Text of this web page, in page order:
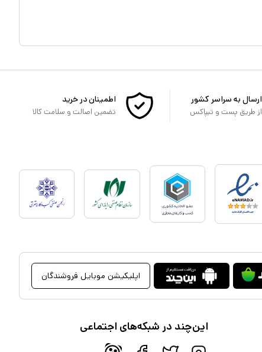
ارسال به سراسر کشور
از طریق پست و تیپاکس
اطمینان در خرید
تضمین اصالت و سلامت کالا
اپلیکیشن موبایل فروشندگان
این‌چند در شبکه‌های اجتماعی